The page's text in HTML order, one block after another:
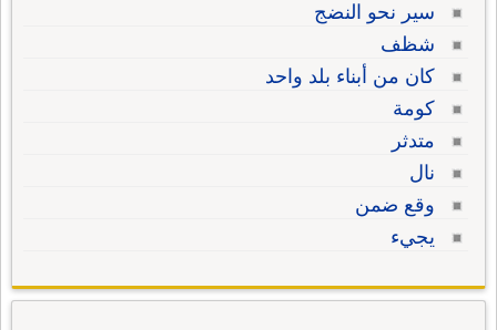
سير نحو النضج
شظف
كان من أبناء بلد واحد
كومة
متدثر
نال
وقع ضمن
يجيء